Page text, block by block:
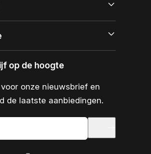
op de hoogte
onze nieuwsbrief en
de laatste aanbiedingen.